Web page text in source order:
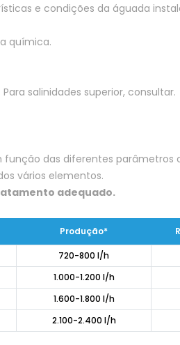
e condições da águada
química.
salinidades superior, consultar.
das diferentes parâmetros
vários elementos.
adequado.
Produção*
720-800 l/h
1.000-1.200 l/h
1.600-1.800 l/h
2.100-2.400 l/h